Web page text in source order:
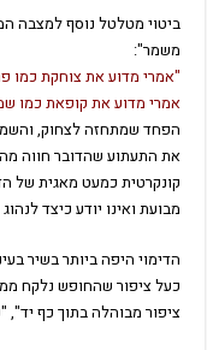
ביטוי מטלטל נוסף למצבה
משמר":
"אמרי מדוע את צוחקת כמו
אמרי מדוע את קופאת כמו
הפחד שמתחזה לצחוק,
את התעתוע שהדובר חווה
קונקרטית כמעט מאגית של
מבועת ואינו יודע כיצד
הדימוי היפה ביותר בשיר
כעל ציפור שהחופש נלקח
ציפור מבוהלה בתוך כף